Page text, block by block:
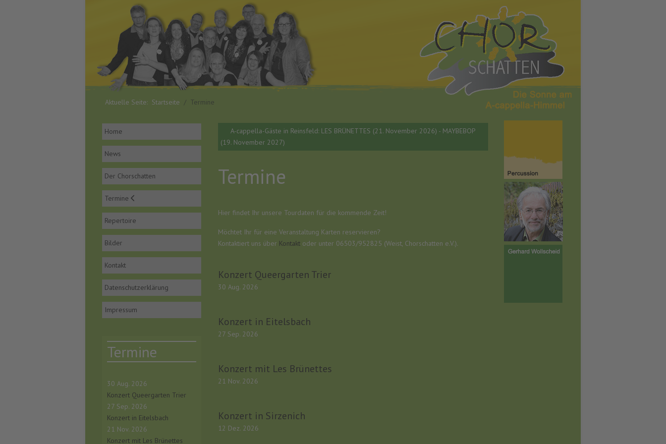
Aktuelle Seite: Startseite Termine
Home
News
Der Chorschatten
Termine
Repertoire
Bilder
Kontakt
Datenschutzerklärung
Impressum
Termine
30 Aug. 2026
Konzert Queergarten Trier
27 Sep. 2026
Konzert in Eitelsbach
21 Nov. 2026
Konzert mit Les Brünettes
A-cappella-Gäste in Reinsfeld: LES BRÜNETTES (21. November 2026) - MAYBEBOP
(19. November 2027)
Termine
Hier findet Ihr unsere Tourdaten für die kommende Zeit!
Möchtet Ihr für eine Veranstaltung Karten reservieren?
Kontaktiert uns über Kontakt oder unter 06503/952825 (Weist, Chorschatten e.V.).
Konzert Queergarten Trier
30 Aug. 2026
Konzert in Eitelsbach
27 Sep. 2026
Konzert mit Les Brünettes
21 Nov. 2026
Konzert in Sirzenich
12 Dez. 2026